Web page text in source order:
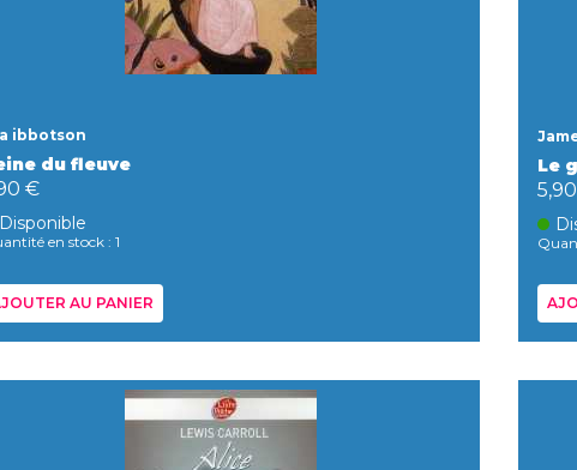
ibbotson
du fleuve
€
Disponible
en stock : 1
AU PANIER
Le